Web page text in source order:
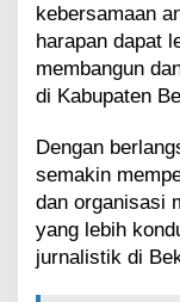
kebersamaan
harapan dapat
membangun
di Kabupaten
Dengan
semakin
dan organisasi
yang lebih
jurnalistik di